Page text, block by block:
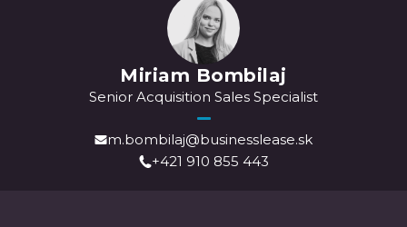
Miriam Bombilaj
Senior Acquisition Sales Specialist
m.bombilaj@businesslease.sk
+421 910 855 443